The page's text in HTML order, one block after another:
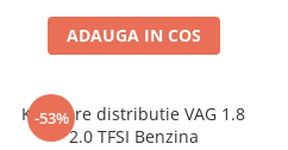
Chei de Forta
Chei Dinamometrice
Gresoare
Reparat Filete
ADAUGA IN COS
-53%
Kit fixare distributie VAG 1.8
2.0 TFSI Benzina